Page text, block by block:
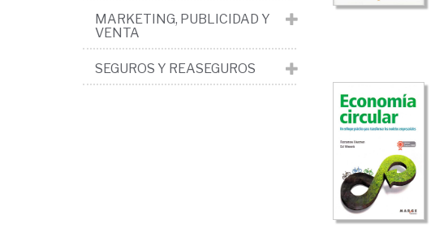
MARKETING, PUBLICIDAD Y
VENTA
SEGUROS Y REASEGUROS